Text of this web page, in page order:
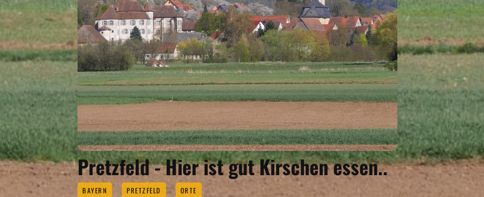
Pretzfeld - Hier ist gut Kirschen essen..
BAYERN PRETZFELD ORTE